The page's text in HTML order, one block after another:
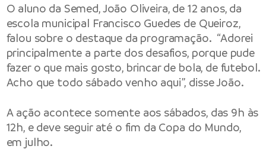
O aluno da Semed, João Oliveira, de 12 anos, da
escola municipal Francisco Guedes de Queiroz,
falou sobre o destaque da programação. “Adorei
principalmente a parte dos desafios, porque pude
fazer o que mais gosto, brincar de bola, de futebol.
Acho que todo sábado venho aqui”, disse João.
A ação acontece somente aos sábados, das 9h às
12h, e deve seguir até o fim da Copa do Mundo,
em julho.